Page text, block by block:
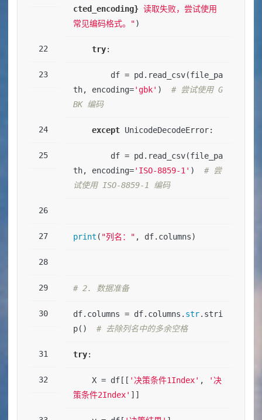
cted_encoding} 读取失败，尝试使用
常见编码格式。")
try:
th, encoding='gbk' ) # 尝试使用 G
BK 编码
except UnicodeDecodeError:
th, encoding='ISO-8859-1' ) # 尝
试使用 ISO-8859-1 编码
print ( "列名：" , df.columns)
# 2. 数据准备
df.columns = df.columns. str.stri
p() # 去除列名中的多余空格
try:
    X = df[[
'决策条件1Index' ,
'决
策条件2Index' ]]